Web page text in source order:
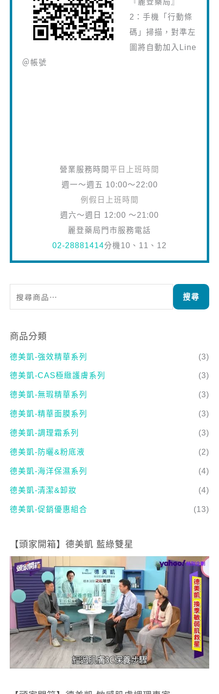
『麗登藥局』
2：手機「行動條
碼」掃描，對準左
圖將自動加入Line
＠帳號
搜尋
商品分類
德美凱-CAS極緻護膚系列
德美凱-無瑕精華系列 (3)
德美凱-精華面膜系列 (3)
德美凱-調理霜系列 (3)
德美凱-防曬&粉底液 (2)
德美凱-海洋保濕系列 (4)
德美凱-清潔&卸妝 (4)
德美凱-促銷優惠組合 (13)
【頭家開箱】德美凱 藍綠雙星
【頭家開箱】德美凱 敏感肌膚調理專家